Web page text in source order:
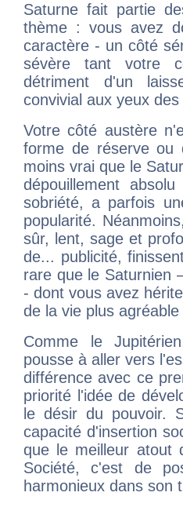
Saturne fait partie
thème : vous avez
caractère - un côté
sévère tant votre
détriment d'un
convivial aux yeux
Votre côté austère
forme de réserve
moins vrai que le
dépouillement
sobriété, a parfois
popularité.
sûr, lent, sage et
de... publicité,
rare que le Saturnien
- dont vous avez
de la vie plus
Comme le
pousse à aller vers
différence avec ce
priorité l'idée de
le désir du pouvoir.
capacité d'insertion
que le meilleur atout
Société, c'est de
harmonieux dans son